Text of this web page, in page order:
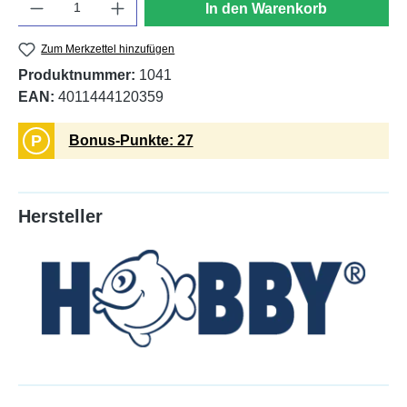
In den Warenkorb
Zum Merkzettel hinzufügen
Produktnummer: 1041
EAN: 4011444120359
P Bonus-Punkte: 27
Hersteller